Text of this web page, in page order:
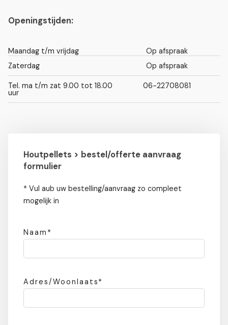
Openingstijden:
Maandag t/m vrijdag
Op afspraak
Zaterdag
Op afspraak
Tel. ma t/m zat 9.00 tot 18.00
uur
06-22708081
Houtpellets > bestel/offerte aanvraag
formulier
* Vul aub uw bestelling/aanvraag zo compleet
mogelijk in
Naam*
Adres/Woonlaats*